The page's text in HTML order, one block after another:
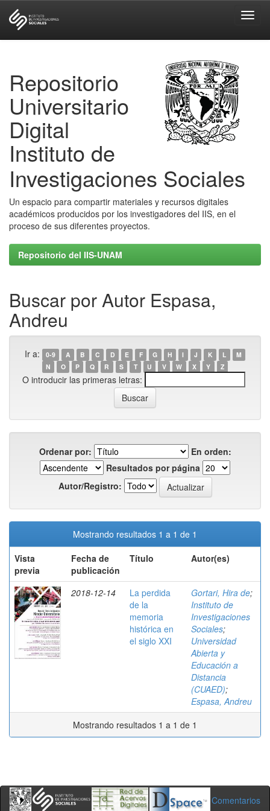
Repositorio
Universitario
Digital
Instituto de
Investigaciones Sociales
Un espacio para compartir materiales y recursos digitales
académicos producidos por los investigadores del IIS, en el
proceso de sus diferentes proyectos.
Repositorio del IIS-UNAM
Buscar por Autor Espasa,
Andreu
Ir a: 0-9 A B C D E F G H I J K L
M
N
O P Q R S T U V W X Y Z
O introducir las primeras letras:
Ordenar por:
En orden:
Resultados por página
Autor/Registro:
Mostrando resultados 1 a 1 de 1
Vista
previa
Fecha de
publicación
Título Autor(es)
2018-12-14
La perdida
de la
memoria
histórica en
el siglo XXI
Gortari, Hira de;
Instituto de
Investigaciones
Sociales;
Universidad
Abierta y
Educación a
Distancia
(CUAED);
Espasa, Andreu
Mostrando resultados 1 a 1 de 1
Comentarios